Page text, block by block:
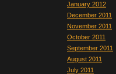
January 2012
December 2011
November 2011
October 2011
September 2011
August 2011
July 2011